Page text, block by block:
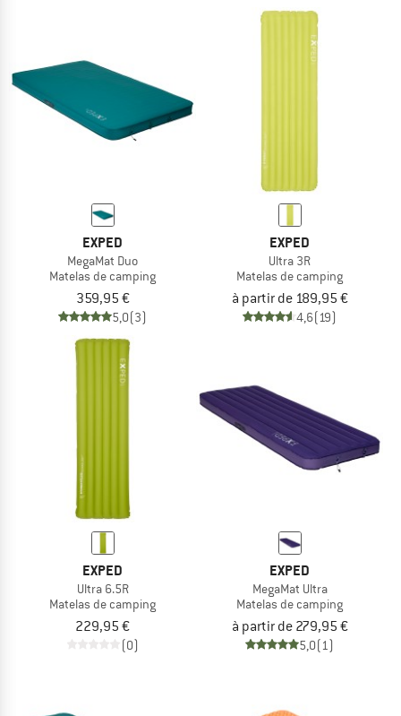
EXPED
MegaMat Duo
Matelas de camping
359,95 €
5,0(3)
EXPED
Ultra 3R
Matelas de camping
à partir de 189,95 €
4,6(19)
EXPED
Ultra 6.5R
Matelas de camping
229,95 €
(0)
EXPED
MegaMat Ultra
Matelas de camping
à partir de 279,95 €
5,0(1)